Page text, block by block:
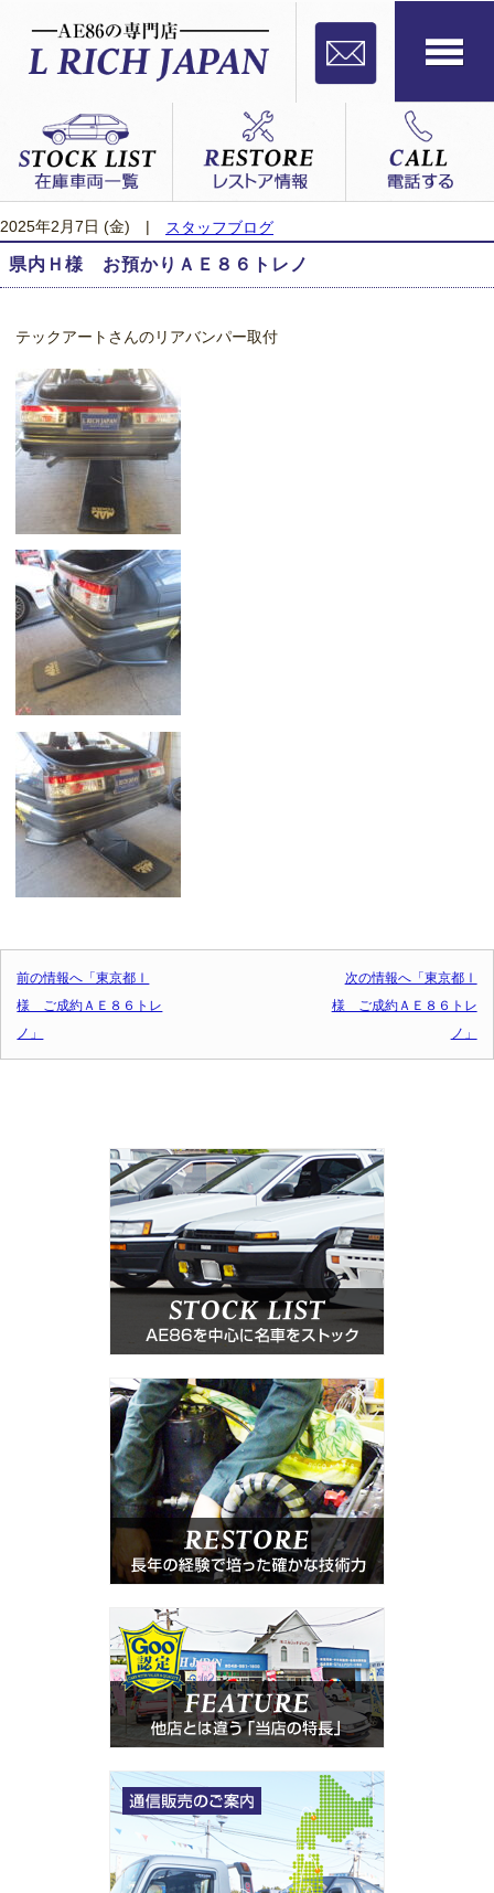
2025年2月7日 (金) スタッフブログ
県内Ｈ様 お預かりＡＥ８６トレノ
テックアートさんのリアバンパー取付
前の情報へ「東京都Ⅰ
様 ご成約ＡＥ８６トレ
ノ」
次の情報へ「東京都Ⅰ
様 ご成約ＡＥ８６トレ
ノ」